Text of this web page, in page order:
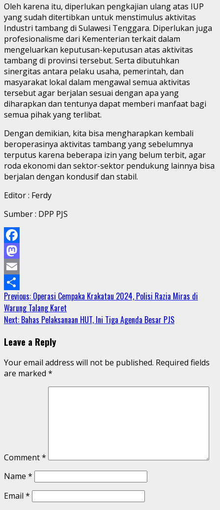
Oleh karena itu, diperlukan pengkajian ulang atas IUP
yang sudah ditertibkan untuk menstimulus aktivitas
Industri tambang di Sulawesi Tenggara. Diperlukan juga
profesionalisme dari Kementerian terkait dalam
mengeluarkan keputusan-keputusan atas aktivitas
tambang di provinsi tersebut. Serta dibutuhkan
sinergitas antara pelaku usaha, pemerintah, dan
masyarakat lokal dalam mengawal semua aktivitas
tersebut agar berjalan sesuai dengan apa yang
diharapkan dan tentunya dapat memberi manfaat bagi
semua pihak yang terlibat.
Dengan demikian, kita bisa mengharapkan kembali
beroperasinya aktivitas tambang yang sebelumnya
terputus karena beberapa izin yang belum terbit, agar
roda ekonomi dan sektor-sektor pendukung lainnya bisa
berjalan dengan kondusif dan stabil.
Editor : Ferdy
Sumber : DPP PJS
Facebook
Mastodon
Email
Share
Continue
Reading
Previous: Operasi Cempaka Krakatau 2024, Polisi Razia Miras di
Warung Talang Karet
Next: Bahas Pelaksanaan HUT, Ini Tiga Agenda Besar PJS
Leave a Reply
Your email address will not be published. Required fields
are marked *
Comment*
Name *
Email *